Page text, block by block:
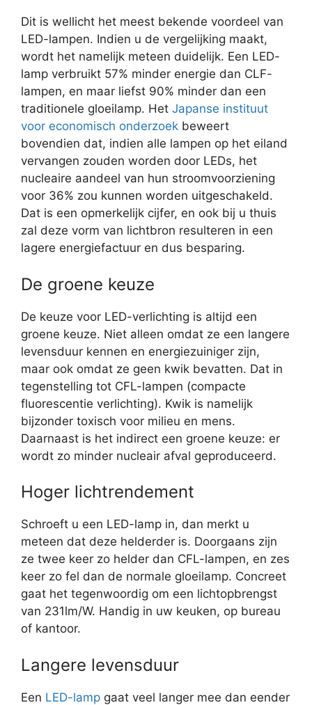
Dit is wellicht het meest bekende voordeel van
LED-lampen. Indien u de vergelijking maakt,
wordt het namelijk meteen duidelijk. Een LED-
lamp verbruikt 57% minder energie dan CLF-
lampen, en maar liefst 90% minder dan een
traditionele gloeilamp. Het Japanse instituut
voor economisch onderzoek beweert
bovendien dat, indien alle lampen op het eiland
vervangen zouden worden door LEDs, het
nucleaire aandeel van hun stroomvoorziening
voor 36% zou kunnen worden uitgeschakeld.
Dat is een opmerkelijk cijfer, en ook bij u thuis
zal deze vorm van lichtbron resulteren in een
lagere energiefactuur en dus besparing.
De groene keuze
De keuze voor LED-verlichting is altijd een
groene keuze. Niet alleen omdat ze een langere
levensduur kennen en energiezuiniger zijn,
maar ook omdat ze geen kwik bevatten. Dat in
tegenstelling tot CFL-lampen (compacte
fluorescentie verlichting). Kwik is namelijk
bijzonder toxisch voor milieu en mens.
Daarnaast is het indirect een groene keuze: er
wordt zo minder nucleair afval geproduceerd.
Hoger lichtrendement
Schroeft u een LED-lamp in, dan merkt u
meteen dat deze helderder is. Doorgaans zijn
ze twee keer zo helder dan CFL-lampen, en zes
keer zo fel dan de normale gloeilamp. Concreet
gaat het tegenwoordig om een lichtopbrengst
van 231lm/W. Handig in uw keuken, op bureau
of kantoor.
Langere levensduur
Een LED-lamp gaat veel langer mee dan eender